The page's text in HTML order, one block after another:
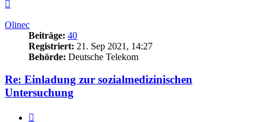
Olinec
Beiträge: 40
Registriert: 21. Sep 2021, 14:27
Behörde: Deutsche Telekom
Re: Einladung zur sozialmedizinischen
Untersuchung